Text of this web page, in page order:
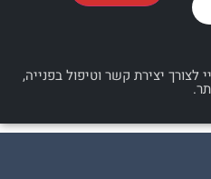
קשר וטיפול בפנייה,